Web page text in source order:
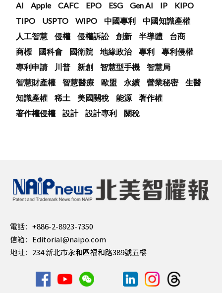
AI Apple CAFC EPO ESG Gen AI IP
KIPO
TIPO
USPTO WIPO 中國專利
中國知識產權
人工智慧
侵權 侵權訴訟 創新 半導體
台商
商標
國科會 國衛院 地緣政治 專利
專利侵權
專利申請
川普 新創 智慧型手機
智慧局
智慧財產權
智慧醫療 歐盟 永續 營業秘密
生醫
知識產權
稀土 美國關稅 能源
著作權
著作權侵權
設計 設計專利 關稅
電話： +886-2-8923-7350
信箱： Editorial@naipo.com
地址： 234 新北市永和區福和路389號五樓